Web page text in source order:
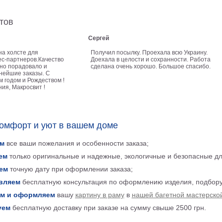
холсте для
партнеров.Качество
порадовало и
заказы. С
и Рождеством !
Макросвит !
Сергей
Получил посылку. Проехала всю Украину.
Доехала в целости и сохранности. Работа
сделана очень хорошо. Большое спасибо.
и уют в вашем доме
все ваши пожелания и особенности заказа;
только оригинальные и надежные, экологичные и безопасные
точную дату при оформлении заказа;
бесплатную консультация по оформлению изделия,
и оформляемвашу картину в рамув нашей багетной
бесплатную доставку при заказе на сумму свыше 2500 грн.